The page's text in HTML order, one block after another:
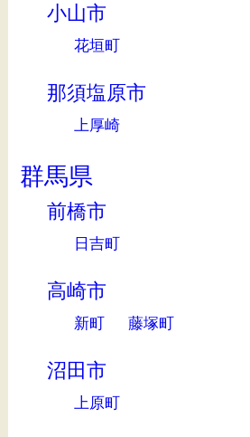
小山市
花垣町
那須塩原市
上厚崎
群馬県
前橋市
日吉町
高崎市
新町 藤塚町
沼田市
上原町